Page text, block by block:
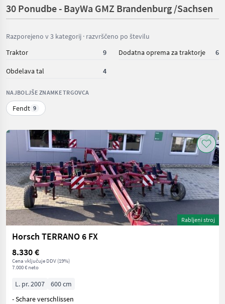
30 Ponudbe - BayWa GMZ Brandenburg /Sachsen
Razporejeno v 3 kategorij · razvrščeno po številu
Traktor
9 Dodatna oprema za traktorje 6
Obdelava tal 4
NAJBOLJŠE ZNAMKE TRGOVCA
Fendt 9
Rabljeni stroj
Horsch TERRANO 6 FX
8.330 €
Cena vključuje DDV (19%)
7.000 € neto
L. pr. 2007
600 cm
- Schare verschlissen